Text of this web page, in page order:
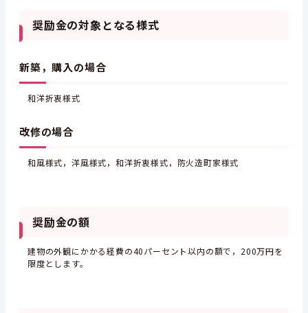
奨励金の対象となる様式
新築，購入の場合
和洋折衷様式
改修の場合
和風様式， 洋風様式， 和洋折衷様式， 防火造町家様式
奨励金の額
建物の外観にかかる経費の40パーセント以内の額で，200万円を
限度とします。